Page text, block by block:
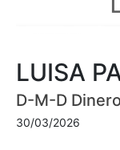
LUISA
D-M-D
30/03/2026